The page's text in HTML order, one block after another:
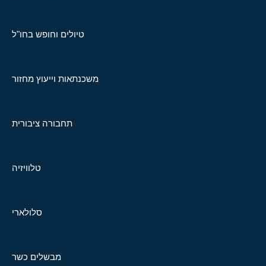
טיולים וחופש בחו"ל
משכנתאות וייעוץ מחזור
תחבורה ציבורית
טלוויזיה
סלולארי
מבשלים כשר